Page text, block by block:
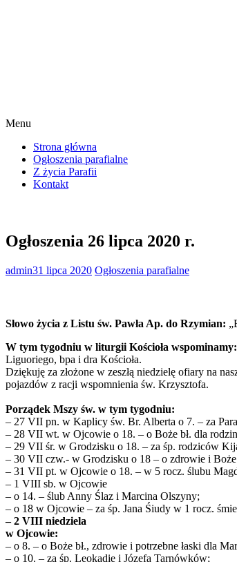
Menu
Strona główna
Ogłoszenia parafialne
Z życia Parafii
Kontakt
Ogłoszenia 26 lipca 2020 r.
admin31 lipca 2020 Ogłoszenia parafialne
Słowo życia z Listu św. Pawła Ap. do Rzymian:
W tym tygodniu w liturgii Kościoła wspominamy:
Liguoriego, bpa i dra Kościoła.
Dziękuję za złożone w zeszłą niedzielę ofiary na
pojazdów z racji wspomnienia św. Krzysztofa.
Porządek Mszy św. w tym tygodniu:
– 27 VII pn. w Kaplicy św. Br. Alberta o 7. – za
– 28 VII wt. w Ojcowie o 18. – o Boże bł. dla
– 29 VII śr. w Grodzisku o 18. – za śp. rodziców
– 30 VII czw.- w Grodzisku o 18 – o zdrowie i
– 31 VII pt. w Ojcowie o 18. – w 5 rocz. ślubu
– 1 VIII sb. w Ojcowie
– o 14. – ślub Anny Ślaz i Marcina Olszyny;
– o 18 w Ojcowie – za śp. Jana Śiudy w 1 rocz.
– 2 VIII niedziela
w Ojcowie:
– o 8. – o Boże bł., zdrowie i potrzebne łaski dla
– o 10. – za śp. Leokadię i Józefa Tarnówków;